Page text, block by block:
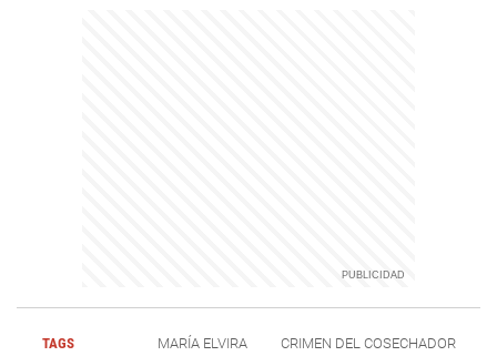
TAGS MARÍA ELVIRA CRIMEN DEL COSECHADOR